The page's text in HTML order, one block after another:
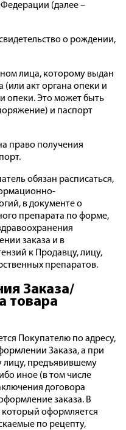
(далее –
о рождении,
лица, которому выдан
(или акт органа опеки и
опеки. Это может быть
и паспорт
право получения
обязан расписаться,
в документе о
препарата по форме,
заказа и в
к Продавцу, лицу,
препаратов.
Заказа/
товара
Покупателю по адресу,
Заказа, а при
лицу, предъявившему
иное (в том числе
договора
заказа. В
который оформляется
по рецепту,